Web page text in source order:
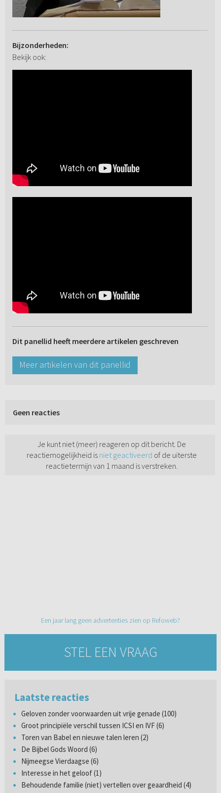
Bijzonderheden:
Bekijk ook:
Dit panellid heeft meerdere artikelen geschreven
Meer artikelen van dit panellid
Geen reacties
Je kunt niet (meer) reageren op dit bericht. De
reactiemogelijkheid is niet geactiveerd of de uiterste
reactietermijn van 1 maand is verstreken.
Een jaar lang geen advertenties zien op Refoweb?
STEL EEN VRAAG
Laatste reacties
Geloven zonder voorwaarden uit vrije genade (100)
Groot principiële verschil tussen ICSI en IVF (6)
Toren van Babel en nieuwe talen leren (2)
De Bijbel Gods Woord (6)
Nijmeegse Vierdaagse (6)
Interesse in het geloof (1)
Behoudende familie (niet) vertellen over geaardheid (4)